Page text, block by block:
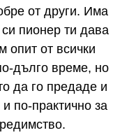
от други. Има
пионер ти дава
опит от всички
дълго време, но
да го предаде и
по-практично за